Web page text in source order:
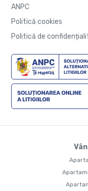
ANPC
Politică cookies
Politică de